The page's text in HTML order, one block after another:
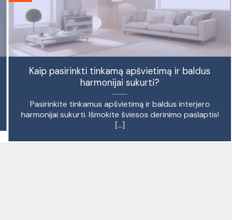
Kaip pasirinkti tinkamą apšvietimą ir baldus
harmonijai sukurti?
Pasirinkite tinkamus apšvietimą ir baldus interjero
harmonijai sukurti. Išmokite šviesos derinimo paslaptis!
[...]